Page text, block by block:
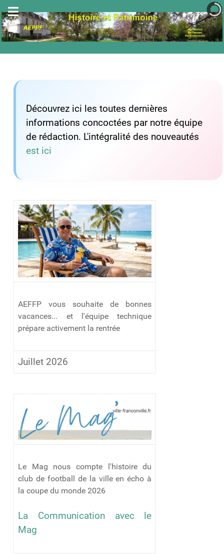
Découvrez ici les toutes dernières
informations concoctées par notre équipe
de rédaction. L'intégralité des nouveautés
est ici
AEFFP vous souhaite de bonnes
vacances... et l'équipe technique
prépare activement la rentrée
Juillet 2026
Le Mag nous compte l'histoire du
club de football de la ville en écho à
la coupe du monde 2026
La Communication avec le
Mag